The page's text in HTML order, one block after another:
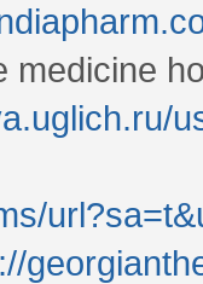
medicine